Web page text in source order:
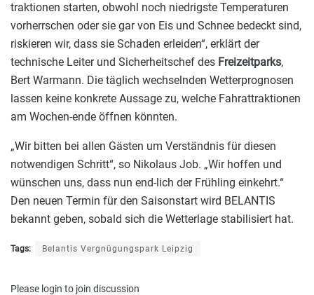
traktionen starten, obwohl noch niedrigste Temperaturen
vorherrschen oder sie gar von Eis und Schnee bedeckt sind,
riskieren wir, dass sie Schaden erleiden“, erklärt der
technische Leiter und Sicherheitschef des Freizeitparks,
Bert Warmann. Die täglich wechselnden Wetterprognosen
lassen keine konkrete Aussage zu, welche Fahrattraktionen
am Wochen-ende öffnen könnten.
„Wir bitten bei allen Gästen um Verständnis für diesen
notwendigen Schritt“, so Nikolaus Job. „Wir hoffen und
wünschen uns, dass nun end-lich der Frühling einkehrt.“
Den neuen Termin für den Saisonstart wird BELANTIS
bekannt geben, sobald sich die Wetterlage stabilisiert hat.
Tags: Belantis Vergnügungspark Leipzig
Please login to join discussion